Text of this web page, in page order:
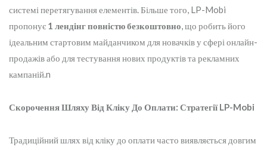
системі перетягування елементів. Більше того, LP-Mobi
пропонує 1 лендінг повністю безкоштовно, що робить його
ідеальним стартовим майданчиком для новачків у сфері онлайн-
продажів або для тестування нових продуктів та рекламних
кампаній.n
Скорочення Шляху Від Кліку До Оплати: Стратегії LP-Mobi
Традиційний шлях від кліку до оплати часто виявляється довгим